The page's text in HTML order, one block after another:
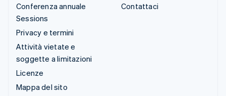
Conferenza annuale
Sessions
Privacy e termini
Attività vietate e
soggette a limitazioni
Licenze
Mappa del sito
Contattaci